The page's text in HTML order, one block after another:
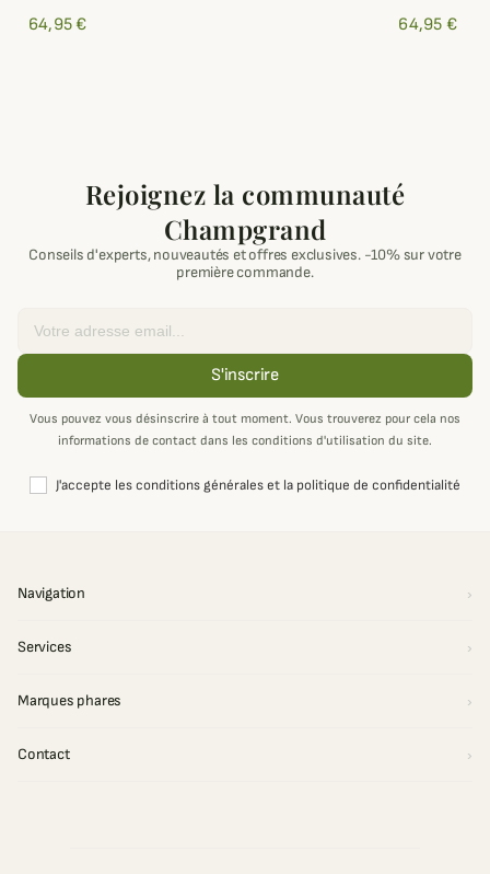
64,95 €
64,95 €
Rejoignez la communauté
Champgrand
Conseils d'experts, nouveautés et offres exclusives. -10% sur votre
première commande.
S'inscrire
Vous pouvez vous désinscrire à tout moment. Vous trouverez pour cela nos
informations de contact dans les conditions d'utilisation du site.
J'accepte les conditions générales et la politique de confidentialité
Navigation
Services
Marques phares
Contact